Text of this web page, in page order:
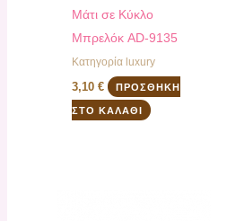
Μάτι σε Κύκλο
Μπρελόκ AD-9135
Κατηγορία luxury
3,10€ ΠΡΟΣΘΉΚΗ
ΣΤΟ ΚΑΛΆΘΙ